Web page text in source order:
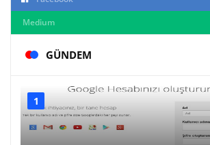
Medium
GÜNDEM